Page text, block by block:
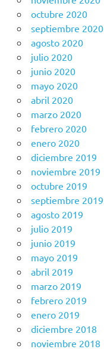
octubre 2020
septiembre 2020
agosto 2020
julio 2020
junio 2020
mayo 2020
abril 2020
marzo 2020
febrero 2020
enero 2020
diciembre 2019
noviembre 2019
octubre 2019
septiembre 2019
agosto 2019
julio 2019
junio 2019
mayo 2019
abril 2019
marzo 2019
febrero 2019
enero 2019
diciembre 2018
noviembre 2018